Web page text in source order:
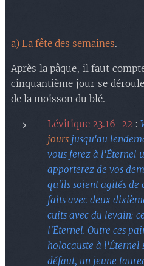
a) La fête des semaines.
Après la pâque, il faut c
cinquantième jour se
de la moisson du blé.
Lévitique 23.16-22 :
jours jusqu'au
vous ferez à l'Éternel
apporterez de vos
qu'ils soient agités de
faits avec deux
cuits avec du levain:
l'Éternel. Outre ces
holocauste à l'Éternel
défaut, un jeune